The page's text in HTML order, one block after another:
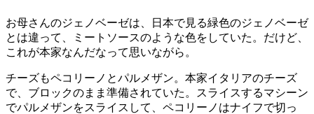
お母さんのジェノベーゼは、日本で見る緑色のジェノベーゼ
とは違って、ミートソースのような色をしていた。だけど、
これが本家なんだなって思いながら。
チーズもペコリーノとパルメザン。本家イタリアのチーズ
で、ブロックのまま準備されていた。スライスするマシーン
でパルメザンをスライスして、ペコリーノはナイフで切っ